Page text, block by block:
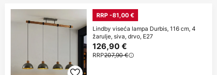
RRP -81,00 €
Lindby viseća lampa Durbis, 116 cm, 4
žarulje, siva, drvo, E27
126,90 €
RRP207,90 €